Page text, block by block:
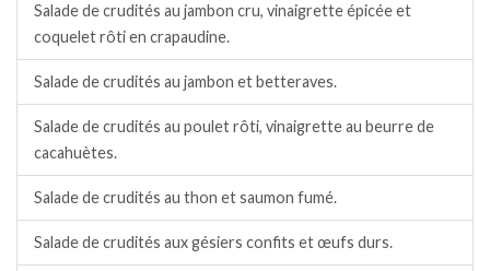
Salade de crudités au jambon cru, vinaigrette épicée et
coquelet rôti en crapaudine.
Salade de crudités au jambon et betteraves.
Salade de crudités au poulet rôti, vinaigrette au beurre de
cacahuètes.
Salade de crudités au thon et saumon fumé.
Salade de crudités aux gésiers confits et œufs durs.